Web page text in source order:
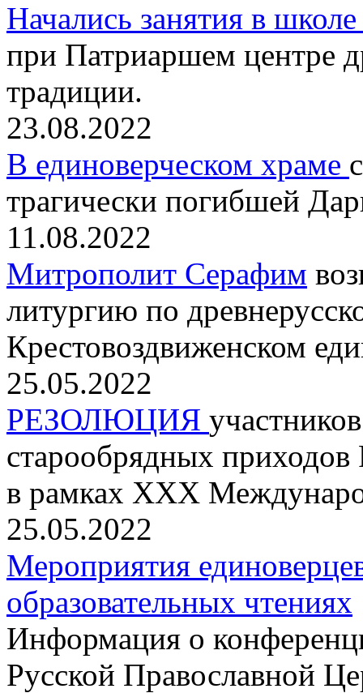
Начались занятия в
при Патриаршем центре
традиции.
23.08.2022
В единоверческом храме
трагически погибшей
11.08.2022
Митрополит Серафим
литургию по
Крестовоздвиженском
25.05.2022
РЕЗОЛЮЦИЯ
старообрядных
в рамках XXX
25.05.2022
Мероприятия
образовательных чтениях
Информация о
Русской Православной